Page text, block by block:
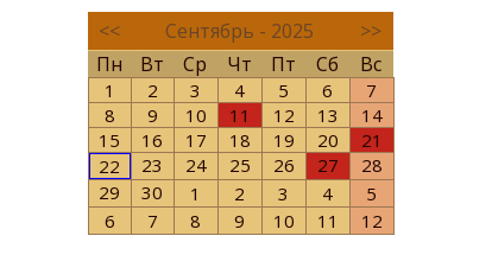
<< Сентябрь - 2025
>>
Пн
Вт Ср Чт Пт Сб Вс
1 2 3 4 5 6
7
8
9 10 11 12 13
14
15
16 17 18 19 20
21
22
23 24 25 26 27
28
29
30 1 2 3 4
5
6
7 8 9 10 11 12